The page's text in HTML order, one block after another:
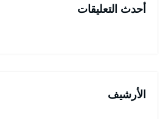
أحدث التعليقات
الأرشيف